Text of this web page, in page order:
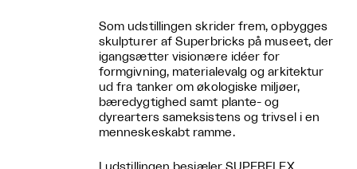
Som udstillingen skrider frem, opbygges
skulpturer af Superbricks på museet, der
igangsætter visionære idéer for
formgivning, materialevalg og arkitektur
ud fra tanker om økologiske miljøer,
bæredygtighed samt plante- og
dyrearters sameksistens og trivsel i en
menneskeskabt ramme.